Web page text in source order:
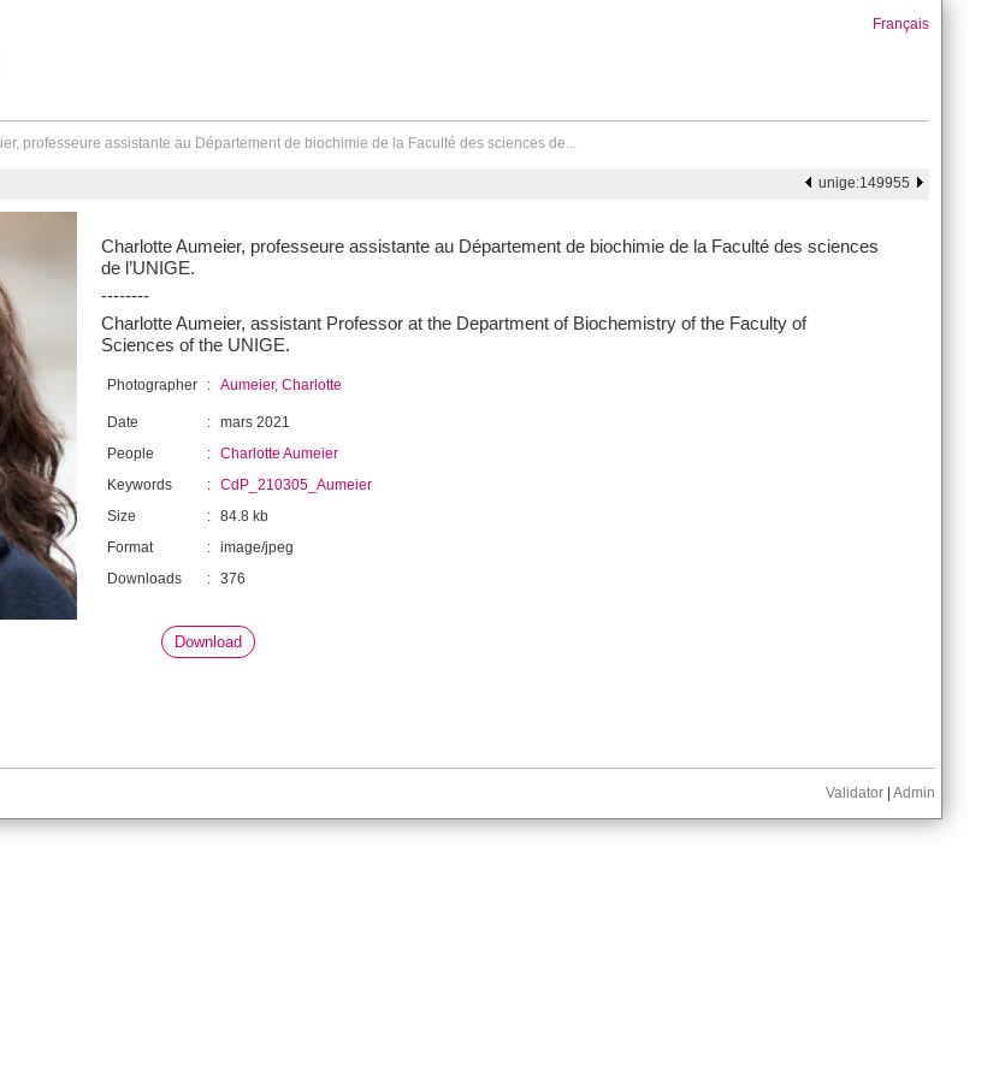
Français
professeure assistante au Département de biochimie de la Faculté des sciences de...
unige:149955
Charlotte Aumeier, professeure assistante au Département de biochimie de la Faculté des sciences
de l’UNIGE.
--------
Charlotte Aumeier, assistant Professor at the Department of Biochemistry of the Faculty of
Sciences of the UNIGE.
Photographer : Aumeier, Charlotte
Date : mars 2021
People
: Charlotte Aumeier
Keywords
: CdP_210305_Aumeier
Size
: 84.8 kb
Format
: image/jpeg
Downloads
: 376
Download
Validator Admin